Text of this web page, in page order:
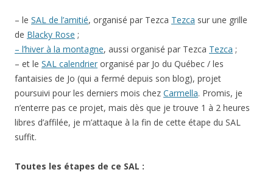
– le SAL de l’amitié, organisé par Tezca Tezca sur une grille
de Blacky Rose ;
– l’hiver à la montagne, aussi organisé par Tezca Tezca ;
– et le SAL calendrier organisé par Jo du Québec / les
fantaisies de Jo (qui a fermé depuis son blog), projet
poursuivi pour les derniers mois chez Carmella. Promis, je
n’enterre pas ce projet, mais dès que je trouve 1 à 2 heures
libres d’affilée, je m’attaque à la fin de cette étape du SAL
suffit.
Toutes les étapes de ce SAL :